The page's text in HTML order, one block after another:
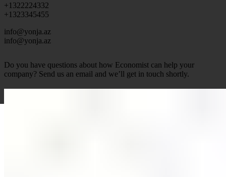
+1322224332
+1323345455
info@yonja.az
info@yonja.az
Do you have questions about how Economist can help your
company? Send us an email and we’ll get in touch shortly.